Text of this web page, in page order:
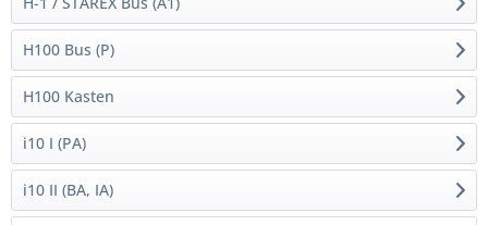
H100 Bus (P)
H100 Kasten
i10 I (PA)
i10 II (BA, IA)